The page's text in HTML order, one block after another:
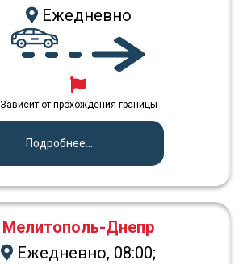
Ежедневно
Зависит от прохождения границы
Подробнее...
Мелитополь-Днепр
Ежедневно, 08:00;